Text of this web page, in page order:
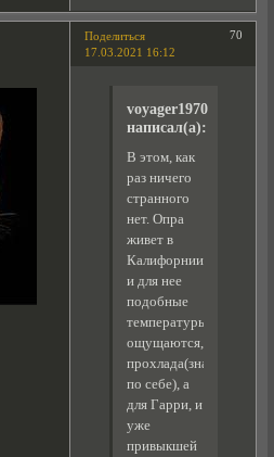
Поделиться
70
17.03.2021 16:12
voyager1970
написал(а):
В этом, как
раз ничего
странного
нет. Опра
живет в
Калифорнии,
и для нее
подобные
температуры
ощущаются,как
прохлада(знаю
по себе), а
для Гарри, и
уже
привыкшей